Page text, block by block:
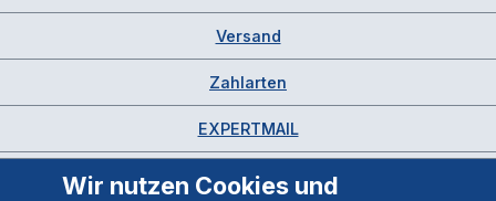
Versand
Zahlarten
EXPERTMAIL
Wir nutzen Cookies und